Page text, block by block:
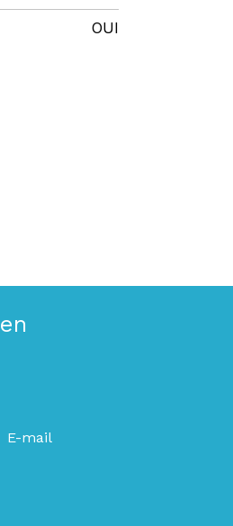
OUI
E-mail